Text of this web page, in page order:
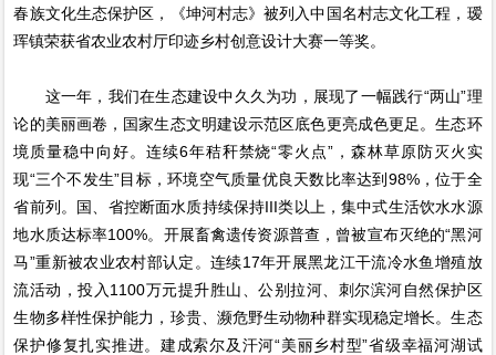
春族文化生态保护区，《坤河村志》被列入中国名村志文化工程，瑷
珲镇荣获省农业农村厅印迹乡村创意设计大赛一等奖。
这一年，我们在生态建设中久久为功，展现了一幅践行“两山”理
论的美丽画卷，国家生态文明建设示范区底色更亮成色更足。生态环
境质量稳中向好。连续6年秸秆禁烧“零火点”，森林草原防灭火实
现“三个不发生”目标，环境空气质量优良天数比率达到98%，位于全
省前列。国、省控断面水质持续保持III类以上，集中式生活饮水水源
地水质达标率100%。开展畜禽遗传资源普查，曾被宣布灭绝的“黑河
马”重新被农业农村部认定。连续17年开展黑龙江干流冷水鱼增殖放
流活动，投入1100万元提升胜山、公别拉河、刺尔滨河自然保护区
生物多样性保护能力，珍贵、濒危野生动物种群实现稳定增长。生态
保护修复扎实推进。建成索尔及汗河“美丽乡村型”省级幸福河湖试